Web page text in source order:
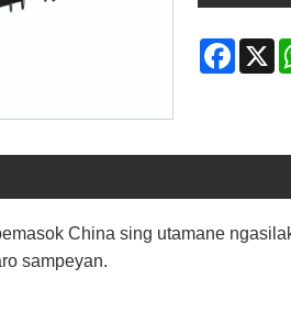
X
China sing utamane
sampeyan.